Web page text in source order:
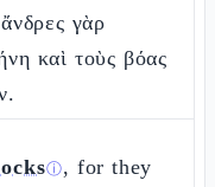
γὰρ
καὶ τοὺς βόας
ⓘ, for they